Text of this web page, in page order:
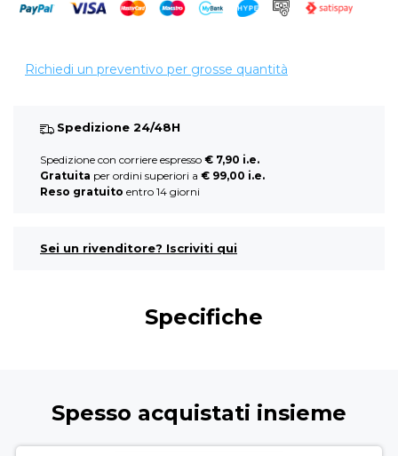
Richiedi un preventivo per grosse quantità
Spedizione 24/48H
Spedizione con corriere espresso € 7,90 i.e.
Gratuita per ordini superiori a € 99,00 i.e.
Reso gratuito entro 14 giorni
Sei un rivenditore? Iscriviti qui
Specifiche
Spesso acquistati insieme